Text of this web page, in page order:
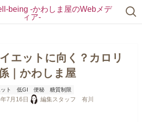
エットに向く？カロリ
｜かわしま屋
ト 低GI 便秘 糖質制限
7月16日 編集スタッフ 有川